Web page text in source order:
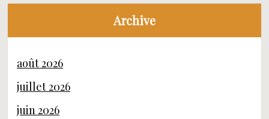
Archive
août 2026
juillet 2026
juin 2026